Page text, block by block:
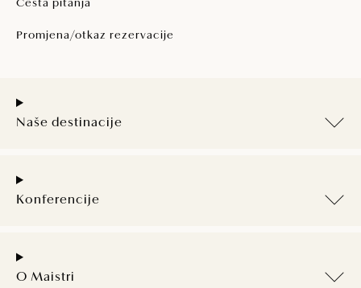
Česta pitanja
Promjena/otkaz rezervacije
Naše destinacije
Konferencije
O Maistri